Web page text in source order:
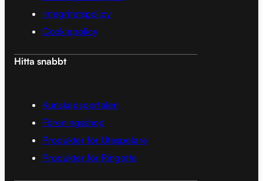
Integritetspolicy
Cookiepolicy
Hitta snabbt
Kunskapsportalen
Föreningsshop
Produkter för Utespelare
Produkter för Ringette